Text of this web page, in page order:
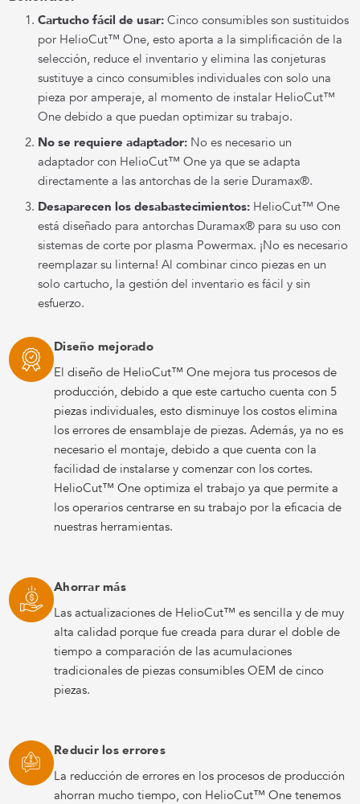
Cartucho fácil de usar: Cinco consumibles son sustituidos
por HelioCut™ One, esto aporta a la simplificación de la
selección, reduce el inventario y elimina las conjeturas
sustituye a cinco consumibles individuales con solo una
pieza por amperaje, al momento de instalar HelioCut™
One debido a que puedan optimizar su trabajo.
No se requiere adaptador: No es necesario un
adaptador con HelioCut™ One ya que se adapta
directamente a las antorchas de la serie Duramax®.
Desaparecen los desabastecimientos: HelioCut™ One
está diseñado para antorchas Duramax® para su uso con
sistemas de corte por plasma Powermax. ¡No es necesario
reemplazar su linterna! Al combinar cinco piezas en un
solo cartucho, la gestión del inventario es fácil y sin
esfuerzo.
Diseño mejorado
El diseño de HelioCut™ One mejora tus procesos de
producción, debido a que este cartucho cuenta con 5
piezas individuales, esto disminuye los costos elimina
los errores de ensamblaje de piezas. Además, ya no es
necesario el montaje, debido a que cuenta con la
facilidad de instalarse y comenzar con los cortes.
HelioCut™ One optimiza el trabajo ya que permite a
los operarios centrarse en su trabajo por la eficacia de
nuestras herramientas.
Ahorrar más
Las actualizaciones de HelioCut™ es sencilla y de muy
alta calidad porque fue creada para durar el doble de
tiempo a comparación de las acumulaciones
tradicionales de piezas consumibles OEM de cinco
piezas.
Reducir los errores
La reducción de errores en los procesos de producción
ahorran mucho tiempo, con HelioCut™ One tenemos